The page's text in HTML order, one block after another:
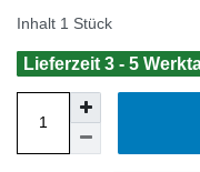
Inhalt 1 Stück
Lieferzeit 3 - 5